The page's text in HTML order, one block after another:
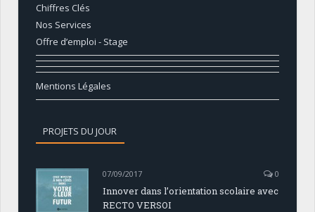
Chiffres Clés
Nos Services
Offre d’emploi - Stage
Mentions Légales
PROJETS DU JOUR
07/09/2017 0
Innover dans l’orientation scolaire avec
RECTO VERSOI